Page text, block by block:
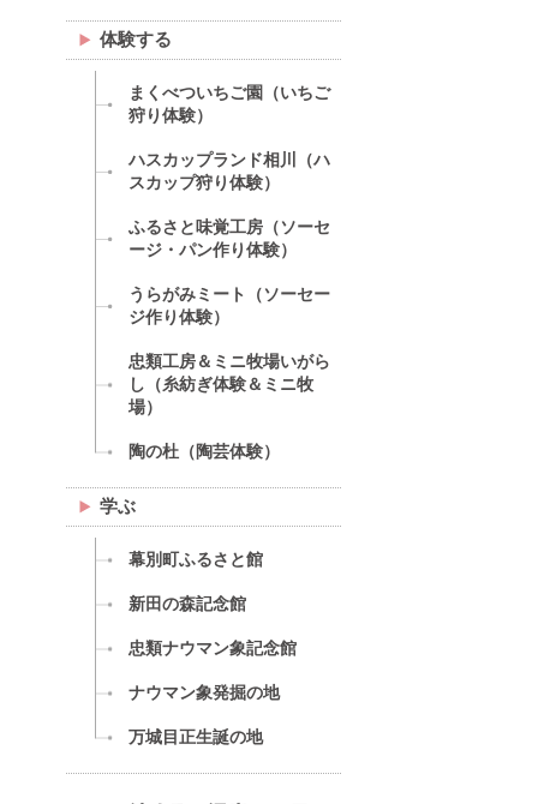
体験する
まくべついちご園（いちご
狩り体験）
ハスカップランド相川（ハ
スカップ狩り体験）
ふるさと味覚工房（ソーセ
ージ・パン作り体験）
うらがみミート（ソーセー
ジ作り体験）
忠類工房＆ミニ牧場いがら
し（糸紡ぎ体験＆ミニ牧
場）
陶の杜（陶芸体験）
学ぶ
幕別町ふるさと館
新田の森記念館
忠類ナウマン象記念館
ナウマン象発掘の地
万城目正生誕の地